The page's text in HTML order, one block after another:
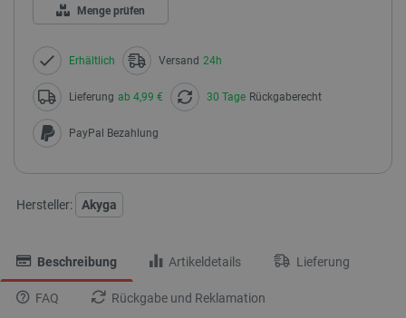
Menge prüfen
Erhältlich Versand 24h
Lieferung ab 4,99 € 30 Tage Rückgaberecht
PayPal Bezahlung
Hersteller: Akyga
Beschreibung Artikeldetails Lieferung
FAQ Rückgabe und Reklamation